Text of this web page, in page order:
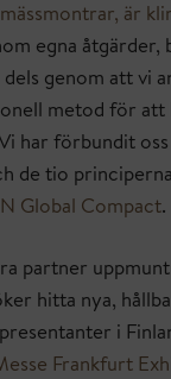
mässmontrar, är
egna åtgärder,
genom att vi
metod för att
har förbundit
de tio
Global Compact.
partner
hitta nya,
i
Frankfurt